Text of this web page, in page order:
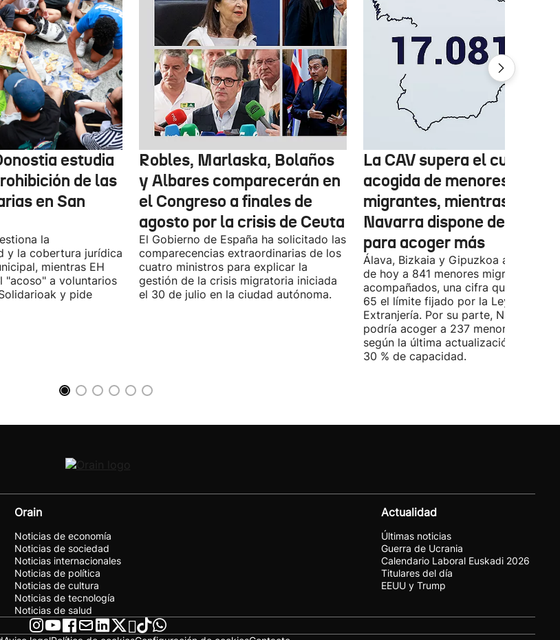
estudia
de las
en San
la
y la cobertura jurídica
mientras EH
"acoso" a voluntarios
y pide
Robles, Marlaska, Bolaños
y Albares comparecerán en
el Congreso a finales de
agosto por la crisis de Ceuta
El Gobierno de España ha solicitado las
comparecencias extraordinarias de los
cuatro ministros para explicar la
gestión de la crisis migratoria iniciada
el 30 de julio en la ciudad autónoma.
La CAV supera el cupo de
acogida de menores
migrantes, mientras
Navarra dispone de
para acoger más
Álava, Bizkaia y Gipuzkoa acogen a
de hoy a 841 menores migrantes no
acompañados, una cifra que supera
65 el límite fijado por la Ley de
Extranjería. Por su parte, Navarra
podría acoger a 237 menores,
según la última actualización, está al
30 % de capacidad.
Orain
Noticias de economía
Noticias de sociedad
Noticias internacionales
Noticias de política
Noticias de cultura
Noticias de tecnología
Noticias de salud
Actualidad
Últimas noticias
Guerra de Ucrania
Calendario Laboral Euskadi 2026
Titulares del día
EEUU y Trump